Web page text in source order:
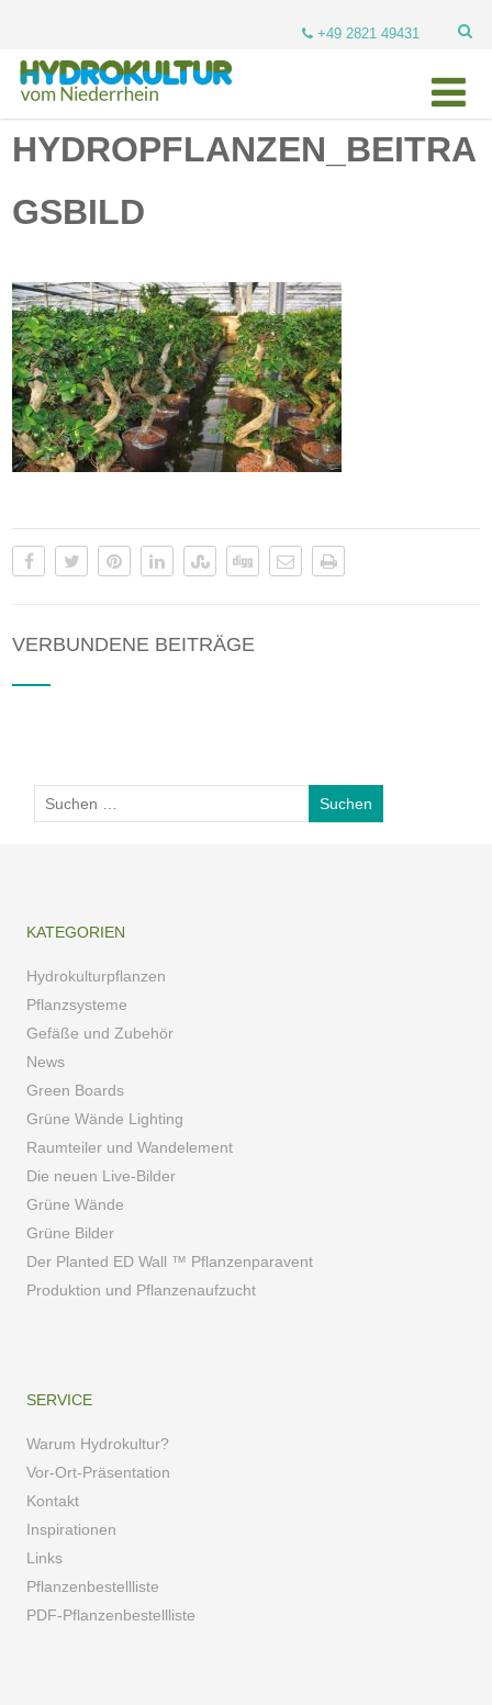
+49 2821 49431
HYDROPFLANZEN_BEITRA
GSBILD
VERBUNDENE BEITRÄGE
KATEGORIEN
Hydrokulturpflanzen
Pflanzsysteme
Gefäße und Zubehör
News
Green Boards
Grüne Wände Lighting
Raumteiler und Wandelement
Die neuen Live-Bilder
Grüne Wände
Grüne Bilder
Der Planted ED Wall ™ Pflanzenparavent
Produktion und Pflanzenaufzucht
SERVICE
Warum Hydrokultur?
Vor-Ort-Präsentation
Kontakt
Inspirationen
Links
Pflanzenbestellliste
PDF-Pflanzenbestellliste